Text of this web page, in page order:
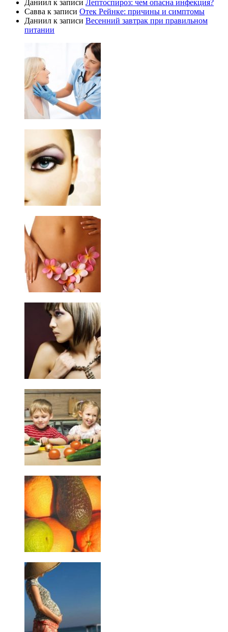
Даниил к записи Лептоспироз: чем опасна инфекция?
Савва к записи Отек Рейнке: причины и симптомы
Даниил к записи Весенний завтрак при правильном
питании